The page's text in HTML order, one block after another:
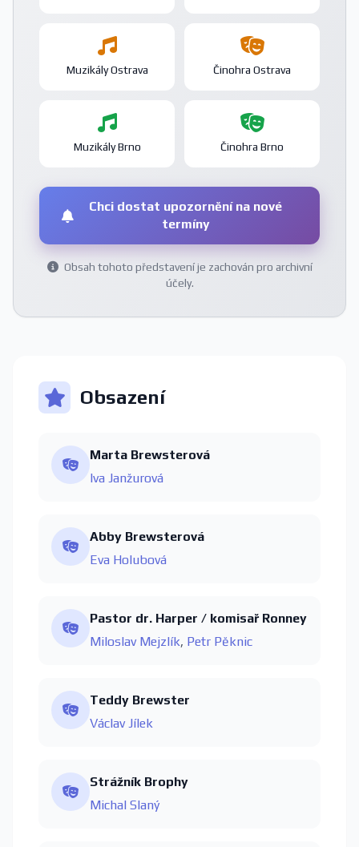
Muzikály Ostrava Činohra Ostrava
Muzikály Brno Činohra Brno
Chci dostat upozornění na nové
termíny
Obsah tohoto představení je zachován pro archivní
účely.
Obsazení
Marta Brewsterová
Iva Janžurová
Abby Brewsterová
Eva Holubová
Pastor dr. Harper / komisař Ronney
Miloslav Mejzlík, Petr Pěknic
Teddy Brewster
Václav Jílek
Strážník Brophy
Michal Slaný